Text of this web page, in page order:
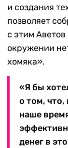
и создания
позволяет
с этим
окружении
хомяка».
«Я бы
о том,
наше
денег в